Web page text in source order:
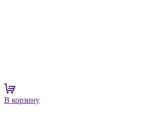
В корзину